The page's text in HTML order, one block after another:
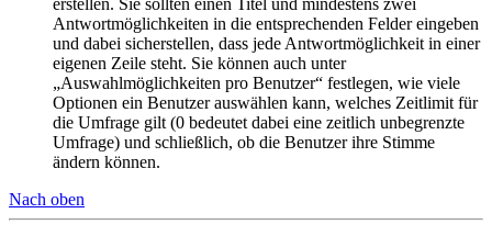
Antwortmöglichkeiten in die entsprechenden Felder eingeben
und dabei sicherstellen, dass jede Antwortmöglichkeit in einer
eigenen Zeile steht. Sie können auch unter
„Auswahlmöglichkeiten pro Benutzer“ festlegen, wie viele
Optionen ein Benutzer auswählen kann, welches Zeitlimit für
die Umfrage gilt (0 bedeutet dabei eine zeitlich unbegrenzte
Umfrage) und schließlich, ob die Benutzer ihre Stimme
ändern können.
Nach oben